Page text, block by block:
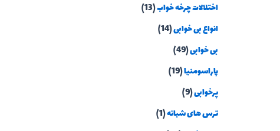
اختلالات چرخه خواب(13)
انواع بی خوابی(14)
بی خوابی(49)
پاراسومنیا(19)
پرخوابی(9)
ترس های شبانه(1)